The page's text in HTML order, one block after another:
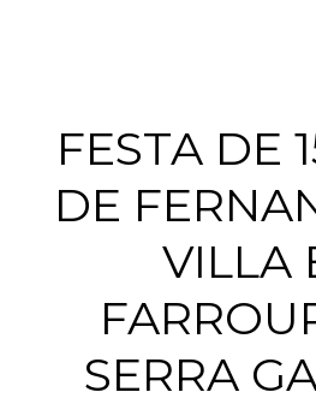
FESTA DE
DE
VILLA
SERRA